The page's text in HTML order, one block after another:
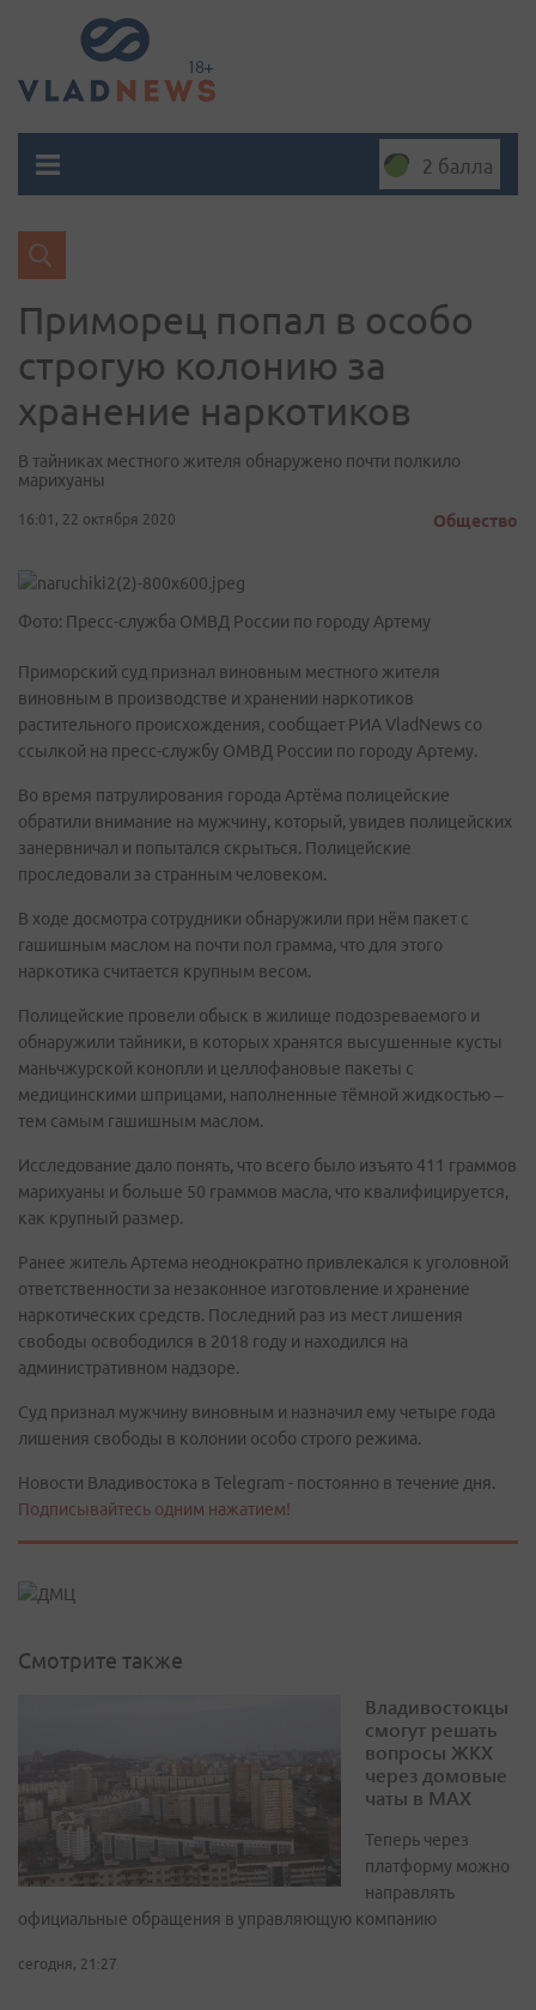
2 балла
Приморец попал в особо
строгую колонию за
хранение наркотиков
В тайниках местного жителя обнаружено почти полкило
марихуаны
16:01, 22 октября 2020 Общество
Фото: Пресс-служба ОМВД России по городу Артему
Приморский суд признал виновным местного жителя
виновным в производстве и хранении наркотиков
растительного происхождения, сообщает РИА VladNews со
ссылкой на пресс-службу ОМВД России по городу Артему.
Во время патрулирования города Артёма полицейские
обратили внимание на мужчину, который, увидев полицейских
занервничал и попытался скрыться. Полицейские
проследовали за странным человеком.
В ходе досмотра сотрудники обнаружили при нём пакет с
гашишным маслом на почти пол грамма, что для этого
наркотика считается крупным весом.
Полицейские провели обыск в жилище подозреваемого и
обнаружили тайники, в которых хранятся высушенные кусты
маньчжурской конопли и целлофановые пакеты с
медицинскими шприцами, наполненные тёмной жидкостью –
тем самым гашишным маслом.
Исследование дало понять, что всего было изъято 411 граммов
марихуаны и больше 50 граммов масла, что квалифицируется,
как крупный размер.
Ранее житель Артема неоднократно привлекался к уголовной
ответственности за незаконное изготовление и хранение
наркотических средств. Последний раз из мест лишения
свободы освободился в 2018 году и находился на
административном надзоре.
Суд признал мужчину виновным и назначил ему четыре года
лишения свободы в колонии особо строго режима.
Новости Владивостока в Telegram - постоянно в течение дня.
Подписывайтесь одним нажатием!
Смотрите также
Владивостокцы
смогут решать
вопросы ЖКХ
через домовые
чаты в МАХ
Теперь через
платформу можно
направлять
официальные обращения в управляющую компанию
сегодня, 21:27